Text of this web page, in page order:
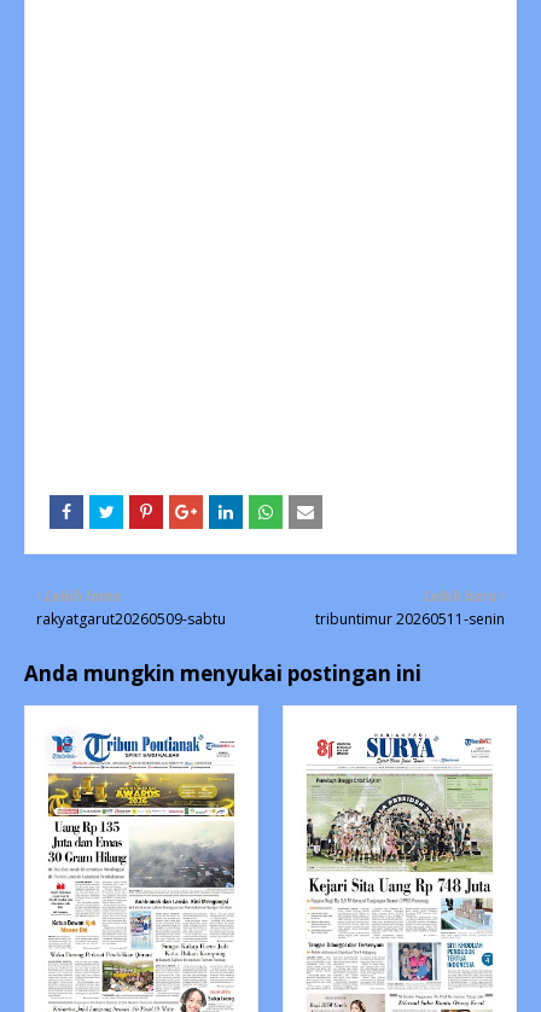
Lebih baru
tribuntimur 20260511-senin
Lebih lama
rakyatgarut20260509-sabtu
Anda mungkin menyukai postingan ini